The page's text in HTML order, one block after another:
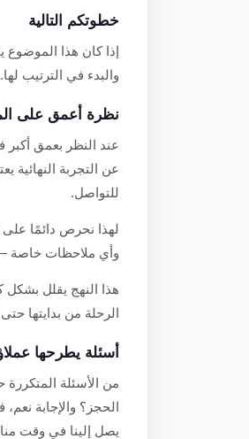
خطوتكم التالية
إذا كان هذا الموضوع
والبدء في الترتيب لها.
نظرة أعمق على
عند النظر بعمق
عن التجربة النهائية
للتواصل.
لهذا نحرص دائمًا على
وأي ملاحظات خاصة —
هذا النهج يقلل بشكل
الرحلة من بدايتها حتى
أسئلة يطرحها
من الأسئلة
الحجز؟ والإجابة
يصل إلينا في وقت